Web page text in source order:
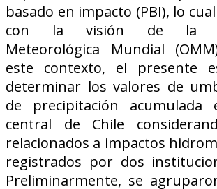
basado en impacto (PBI), lo
con la visión de la
Meteorológica Mundial
este contexto, el presente
determinar los valores de
de precipitación
central de Chile
relacionados a impactos
registrados por dos
Preliminarmente, se